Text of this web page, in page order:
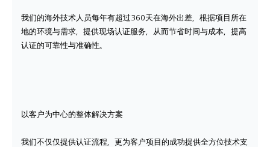
我们的海外技术人员每年有超过360天在海外出差，根据项目所在
地的环境与需求，提供现场认证服务，从而节省时间与成本，提高
认证的可靠性与准确性。
以客户为中心的整体解决方案
我们不仅仅提供认证流程，更为客户项目的成功提供全方位技术支